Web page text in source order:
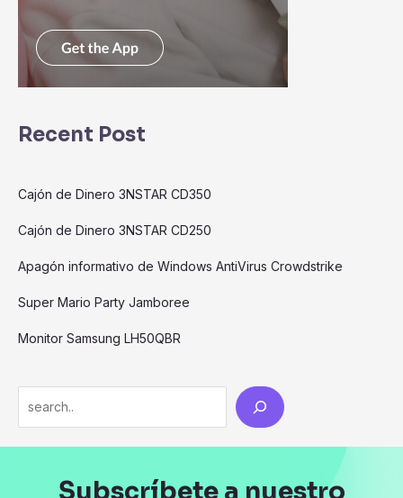
Recent Post
Cajón de Dinero 3NSTAR CD350
Cajón de Dinero 3NSTAR CD250
Apagón informativo de Windows AntiVirus Crowdstrike
Super Mario Party Jamboree
Monitor Samsung LH50QBR
Subscríbete a nuestro